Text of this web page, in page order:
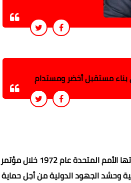
بناء مستقبل أخضر ومستدام
في الخامس من يونيو من كل عام يحتفل العالم بـ اليوم العالمي للبيئة، تلك المناسبة التي أقرتها الأمم المتحدة عام 1972 خلال مؤتمر
وحشد الجهود الدولية من أجل